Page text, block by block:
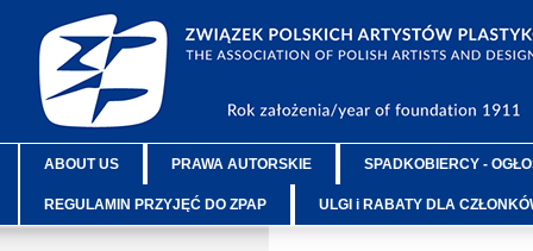
ABOUT US PRAWA AUTORSKIE SPADKOBIERCY -
REGULAMIN PRZYJĘĆ DO ZPAP ULGI i RABATY DLA